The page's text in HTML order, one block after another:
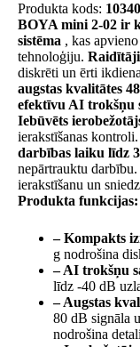
Produkta kods:
BOYA mini 2-02 ir
sistēma , kas
tehnoloģiju.
diskrēti un ērti
augstas kvalitātes
efektīvu AI trokšņu
Iebūvēts
ierakstīšanas kontroli.
darbības laiku līdz
nepārtrauktu
ierakstīšanu un
Produkta funkcijas:
– Kompakts
g nodrošina
– AI trokšņu
līdz -40 dB
– Augstas
80 dB signāla
nodrošina